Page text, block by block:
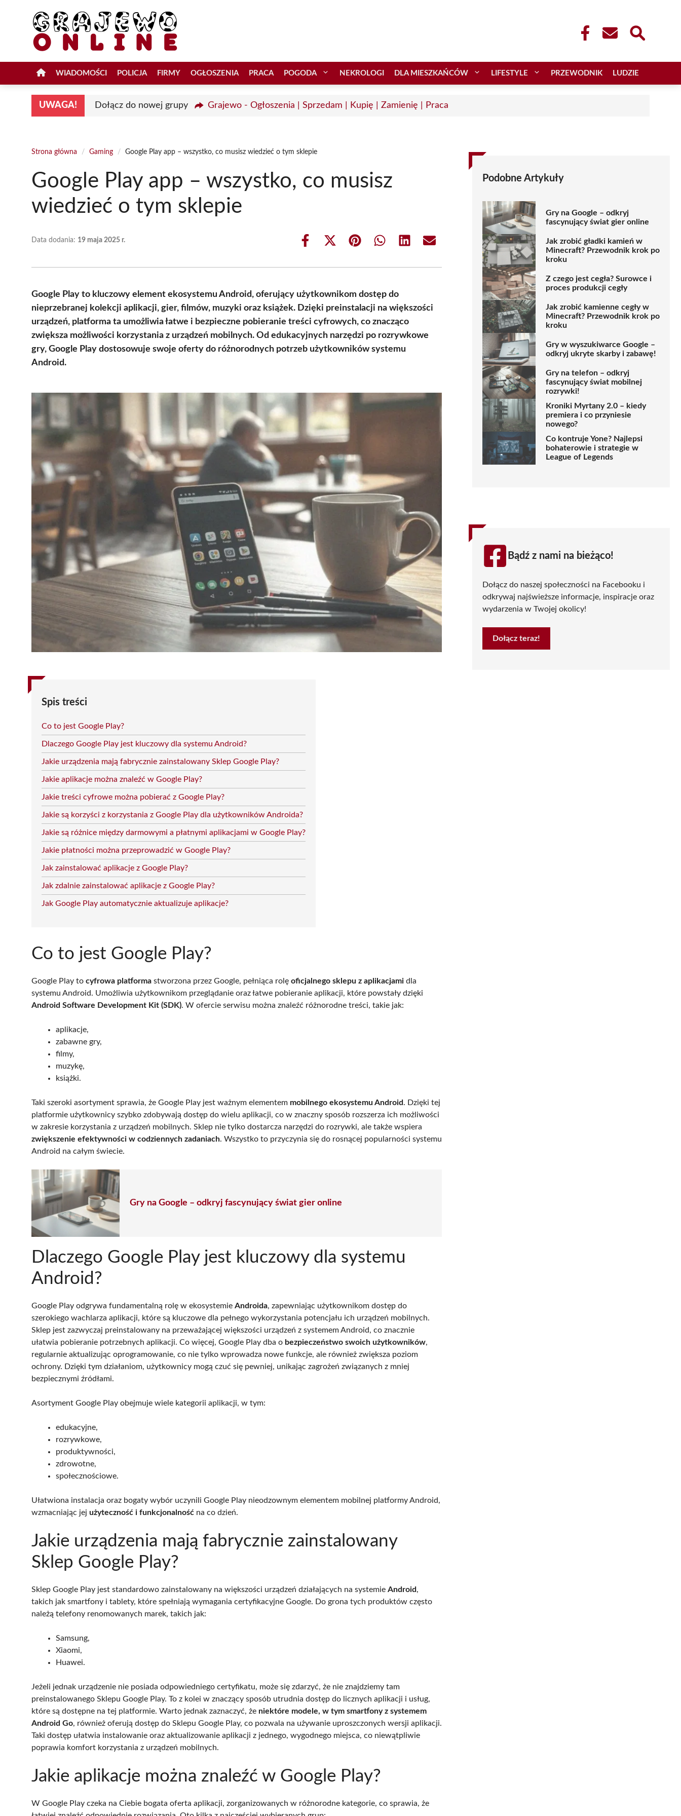
WIADOMOŚCI POLICJA FIRMY OGŁOSZENIA PRACA POGODA NEKROLOGI DLA MIESZKAŃCÓW LIFESTYLE PRZEWODNIK LUDZIE
UWAGA! Dołącz do nowej grupy Grajewo - Ogłoszenia | Sprzedam | Kupię | Zamienię | Praca
Strona główna / Gaming / Google Play app – wszystko, co musisz wiedzieć o tym sklepie
Google Play app – wszystko, co musisz
wiedzieć o tym sklepie
Data dodania: 19 maja 2025 r.
Share
Share
(Twitter)
Share Share Share Share
Google Play to kluczowy element ekosystemu Android, oferujący użytkownikom dostęp do
nieprzebranej kolekcji aplikacji, gier, filmów, muzyki oraz książek. Dzięki preinstalacji na większości
urządzeń, platforma ta umożliwia łatwe i bezpieczne pobieranie treści cyfrowych, co znacząco
zwiększa możliwości korzystania z urządzeń mobilnych. Od edukacyjnych narzędzi po rozrywkowe
gry, Google Play dostosowuje swoje oferty do różnorodnych potrzeb użytkowników systemu
Android.
Spis treści
Co to jest Google Play?
Dlaczego Google Play jest kluczowy dla systemu Android?
Jakie urządzenia mają fabrycznie zainstalowany Sklep Google Play?
Jakie aplikacje można znaleźć w Google Play?
Jakie treści cyfrowe można pobierać z Google Play?
Jakie są korzyści z korzystania z Google Play dla użytkowników Androida?
Jakie są różnice między darmowymi a płatnymi aplikacjami w Google Play?
Jakie płatności można przeprowadzić w Google Play?
Jak zainstalować aplikacje z Google Play?
Jak zdalnie zainstalować aplikacje z Google Play?
Jak Google Play automatycznie aktualizuje aplikacje?
Co to jest Google Play?
Google Play to cyfrowa platforma stworzona przez Google, pełniąca rolę oficjalnego sklepu z aplikacjami dla
systemu Android. Umożliwia użytkownikom przeglądanie oraz łatwe pobieranie aplikacji, które powstały dzięki
Android Software Development Kit (SDK). W ofercie serwisu można znaleźć różnorodne treści, takie jak:
aplikacje,
zabawne gry,
filmy,
muzykę,
książki.
Taki szeroki asortyment sprawia, że Google Play jest ważnym elementem mobilnego ekosystemu Android. Dzięki tej
platformie użytkownicy szybko zdobywają dostęp do wielu aplikacji, co w znaczny sposób rozszerza ich możliwości
w zakresie korzystania z urządzeń mobilnych. Sklep nie tylko dostarcza narzędzi do rozrywki, ale także wspiera
zwiększenie efektywności w codziennych zadaniach. Wszystko to przyczynia się do rosnącej popularności systemu
Android na całym świecie.
Gry na Google – odkryj fascynujący świat gier online
Dlaczego Google Play jest kluczowy dla systemu
Android?
Google Play odgrywa fundamentalną rolę w ekosystemie Androida, zapewniając użytkownikom dostęp do
szerokiego wachlarza aplikacji, które są kluczowe dla pełnego wykorzystania potencjału ich urządzeń mobilnych.
Sklep jest zazwyczaj preinstalowany na przeważającej większości urządzeń z systemem Android, co znacznie
ułatwia pobieranie potrzebnych aplikacji. Co więcej, Google Play dba o bezpieczeństwo swoich użytkowników,
regularnie aktualizując oprogramowanie, co nie tylko wprowadza nowe funkcje, ale również zwiększa poziom
ochrony. Dzięki tym działaniom, użytkownicy mogą czuć się pewniej, unikając zagrożeń związanych z mniej
bezpiecznymi źródłami.
Asortyment Google Play obejmuje wiele kategorii aplikacji, w tym:
edukacyjne,
rozrywkowe,
produktywności,
zdrowotne,
społecznościowe.
Ułatwiona instalacja oraz bogaty wybór uczynili Google Play nieodzownym elementem mobilnej platformy Android,
wzmacniając jej użyteczność i funkcjonalność na co dzień.
Jakie urządzenia mają fabrycznie zainstalowany
Sklep Google Play?
Sklep Google Play jest standardowo zainstalowany na większości urządzeń działających na systemie Android,
takich jak smartfony i tablety, które spełniają wymagania certyfikacyjne Google. Do grona tych produktów często
należą telefony renomowanych marek, takich jak:
Samsung,
Xiaomi,
Huawei.
Jeżeli jednak urządzenie nie posiada odpowiedniego certyfikatu, może się zdarzyć, że nie znajdziemy tam
preinstalowanego Sklepu Google Play. To z kolei w znaczący sposób utrudnia dostęp do licznych aplikacji i usług,
które są dostępne na tej platformie. Warto jednak zaznaczyć, że niektóre modele, w tym smartfony z systemem
Android Go, również oferują dostęp do Sklepu Google Play, co pozwala na używanie uproszczonych wersji aplikacji.
Taki dostęp ułatwia instalowanie oraz aktualizowanie aplikacji z jednego, wygodnego miejsca, co niewątpliwie
poprawia komfort korzystania z urządzeń mobilnych.
Jakie aplikacje można znaleźć w Google Play?
W Google Play czeka na Ciebie bogata oferta aplikacji, zorganizowanych w różnorodne kategorie, co sprawia, że
Podobne Artykuły
Gry na Google – odkryj
fascynujący świat gier online
Jak zrobić gładki kamień w
Minecraft? Przewodnik krok po
kroku
Z czego jest cegła? Surowce i
proces produkcji cegły
Jak zrobić kamienne cegły w
Minecraft? Przewodnik krok po
kroku
Gry w wyszukiwarce Google –
odkryj ukryte skarby i zabawę!
Gry na telefon – odkryj
fascynujący świat mobilnej
rozrywki!
Kroniki Myrtany 2.0 – kiedy
premiera i co przyniesie
nowego?
Co kontruje Yone? Najlepsi
bohaterowie i strategie w
League of Legends
Bądź z nami na bieżąco!
Dołącz do naszej społeczności na Facebooku i
odkrywaj najświeższe informacje, inspiracje oraz
wydarzenia w Twojej okolicy!
Dołącz teraz!